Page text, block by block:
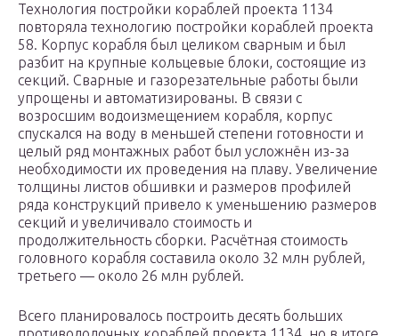
Технология постройки кораблей проекта 1134
повторяла технологию постройки кораблей проекта
58. Корпус корабля был целиком сварным и был
разбит на крупные кольцевые блоки, состоящие из
секций. Сварные и газорезательные работы были
упрощены и автоматизированы. В связи с
возросшим водоизмещением корабля, корпус
спускался на воду в меньшей степени готовности и
целый ряд монтажных работ был усложнён из-за
необходимости их проведения на плаву. Увеличение
толщины листов обшивки и размеров профилей
ряда конструкций привело к уменьшению размеров
секций и увеличивало стоимость и
продолжительность сборки. Расчётная стоимость
головного корабля составила около 32 млн рублей,
третьего — около 26 млн рублей.
Всего планировалось построить десять больших